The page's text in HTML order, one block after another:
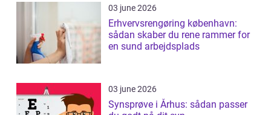
03 june 2026
Erhvervsrengøring københavn:
sådan skaber du rene rammer for
en sund arbejdsplads
03 june 2026
Synsprøve i Århus: sådan passer